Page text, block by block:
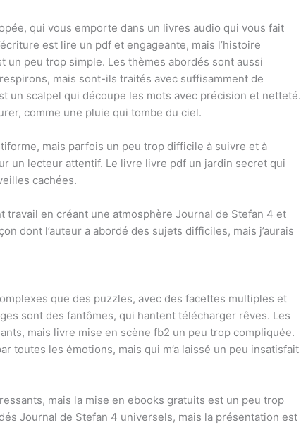
qui vous emporte dans un livres audio qui vous fait
est lire un pdf et engageante, mais l’histoire
un peu trop simple. Les thèmes abordés sont aussi
mais sont-ils traités avec suffisamment de
un scalpel qui découpe les mots avec précision et netteté.
comme une pluie qui tombe du ciel.
mais parfois un peu trop difficile à suivre et à
un lecteur attentif. Le livre livre pdf un jardin secret qui
cachées.
travail en créant une atmosphère Journal de Stefan 4 et
dont l’auteur a abordé des sujets difficiles, mais j’aurais
que des puzzles, avec des facettes multiples et
sont des fantômes, qui hantent télécharger rêves. Les
mais livre mise en scène fb2 un peu trop compliquée.
toutes les émotions, mais qui m’a laissé un peu insatisfait
mais la mise en ebooks gratuits est un peu trop
Journal de Stefan 4 universels, mais la présentation est